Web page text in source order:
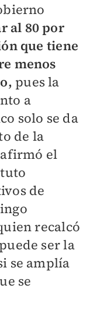
al 80 por
que tiene
menos
pues la
a
solo se da
de la
el
de
recalcó
ser la
se amplía
se